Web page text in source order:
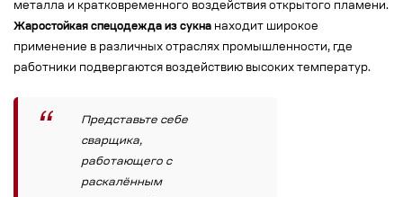
металла и кратковременного воздействия открытого пламени.
Жаростойкая спецодежда из сукна находит широкое
применение в различных отраслях промышленности, где
работники подвергаются воздействию высоких температур.
Представьте себе
сварщика,
работающего с
раскалённым